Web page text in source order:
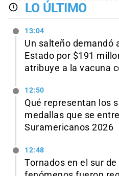
LO ÚLTIMO
13:04
Un salteño demandó
Estado por $191
atribuye a la vacuna
12:50
Qué representan los
medallas que se
Suramericanos 2026
12:48
Tornados en el sur